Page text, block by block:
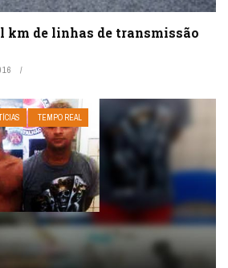
km de linhas de transmissão
TEMPO REAL